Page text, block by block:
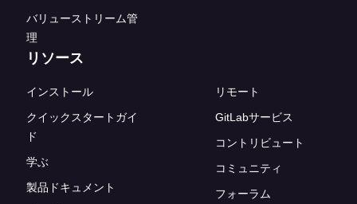
バリューストリーム管
理
リソース
インストール
クイックスタートガイ
ド
学ぶ
製品ドキュメント
リモート
GitLabサービス
コントリビュート
コミュニティ
フォーラム